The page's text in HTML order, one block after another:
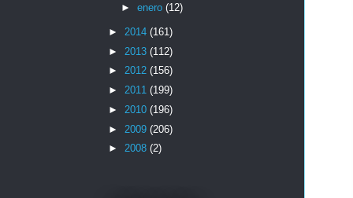
► enero (12)
► 2014 (161)
► 2013 (112)
► 2012 (156)
► 2011 (199)
► 2010 (196)
► 2009 (206)
► 2008 (2)